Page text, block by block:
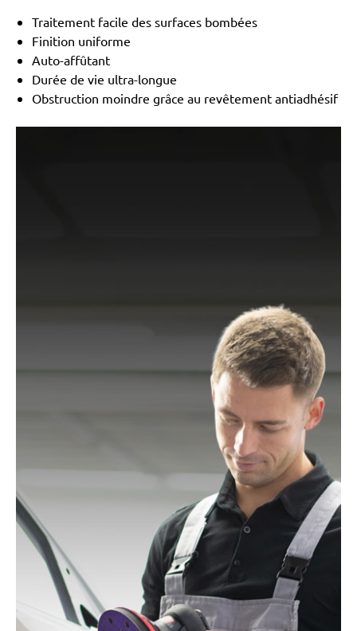
Traitement facile des surfaces bombées
Finition uniforme
Auto-affûtant
Durée de vie ultra-longue
Obstruction moindre grâce au revêtement antiadhésif